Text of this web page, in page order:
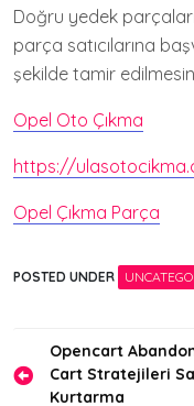
Doğru yedek
parça satıcılarına
şekilde tamir
Opel Oto Çıkma
https://
Opel Çıkma Parça
POSTED UNDER
Yazı
gezinmesi
Opencart
Cart Stratejileri
Kurtarma